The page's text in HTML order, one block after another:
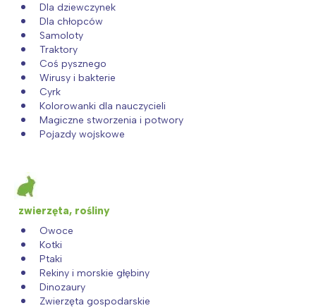
Dla dziewczynek
Dla chłopców
Samoloty
Traktory
Coś pysznego
Wirusy i bakterie
Cyrk
Kolorowanki dla nauczycieli
Magiczne stworzenia i potwory
Pojazdy wojskowe
zwierzęta, rośliny
Owoce
Kotki
Ptaki
Rekiny i morskie głębiny
Dinozaury
Zwierzęta gospodarskie